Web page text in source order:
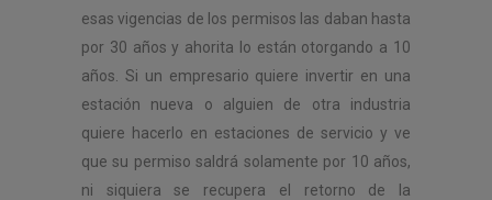
esas vigencias de los permisos las daban hasta
por 30 años y ahorita lo están otorgando a 10
años. Si un empresario quiere invertir en una
estación nueva o alguien de otra industria
quiere hacerlo en estaciones de servicio y ve
que su permiso saldrá solamente por 10 años,
ni siquiera se recupera el retorno de la